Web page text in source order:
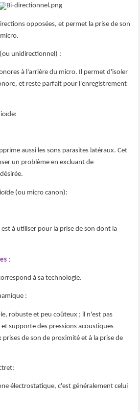
opposées, et permet la prise de son
unidirectionnel) :
à l'arrière du micro. Il permet d'isoler
et reste parfait pour l'enregistrement
aussi les sons parasites latéraux. Cet
un problème en excluant de
(ou micro canon):
à utiliser pour la prise de son dont la
:
à sa technologie.
:
robuste et peu coûteux ; il n'est pas
supporte des pressions acoustiques
prises de son de proximité et à la prise de
électrostatique, c'est généralement celui